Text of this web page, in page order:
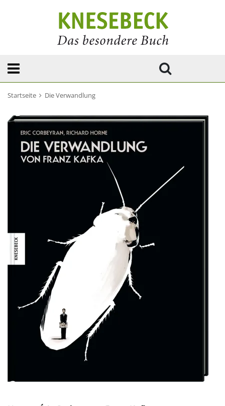
Startseite Die Verwandlung